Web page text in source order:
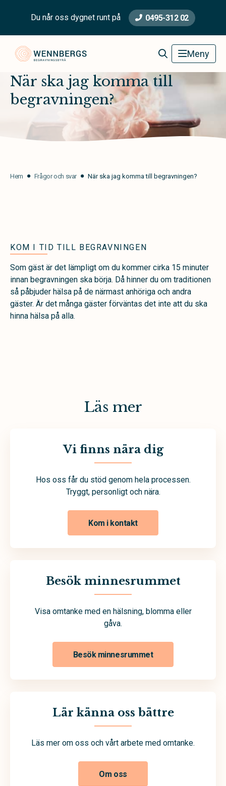
Du når oss dygnet runt på 0495-312 02
Wennbergs Begravningsbyrå Meny
När ska jag komma till
begravningen?
Hem Frågor och svar När ska jag komma till begravningen?
KOM I TID TILL BEGRAVNINGEN
Som gäst är det lämpligt om du kommer cirka 15 minuter
innan begravningen ska börja. Då hinner du om traditionen
så påbjuder hälsa på de närmast anhöriga och andra
gäster. Är det många gäster förväntas det inte att du ska
hinna hälsa på alla.
Läs mer
Vi finns nära dig
Hos oss får du stöd genom hela processen.
Tryggt, personligt och nära.
Kom i kontakt
Besök minnesrummet
Visa omtanke med en hälsning, blomma eller
gåva.
Besök minnesrummet
Lär känna oss bättre
Läs mer om oss och vårt arbete med omtanke.
Om oss